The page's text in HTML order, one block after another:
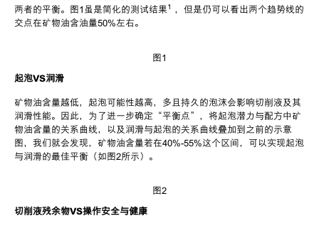
两者的平衡。图 1 虽是简化的测试结果1
，但是仍可以看出两个趋势线的
交点在矿物油含油量50%左右。
图1
起泡VS润滑
矿物油含量越低，起泡可能性越高，多且持久的泡沫会影响切削液及其
润滑性能。因此，为了进一步确定 “平衡点 ” ，将起泡潜力与配方中矿
物油含量的关系曲线，以及润滑与起泡的关系曲线叠加到之前的示意
图，我们就会发现，矿物油含量若在40%-55%这个区间，可以实现起泡
与润滑的最佳平衡（如图2所示）。
图2
切削液残余物VS操作安全与健康